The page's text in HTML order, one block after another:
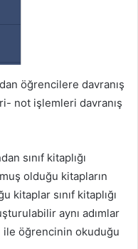
öğrencilere davranış
not işlemleri davranış
sınıf kitaplığı
olduğu kitapların
sınıf kitaplığı
aynı adımlar
öğrencinin okuduğu